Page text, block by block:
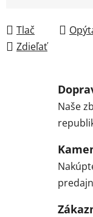
Tlač
Zdieľať
Naše